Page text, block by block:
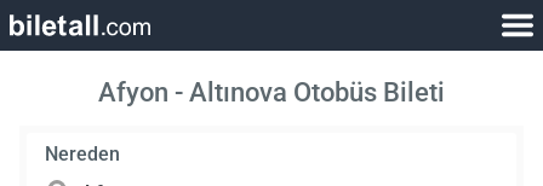
Afyon - Altınova Otobüs Bileti
Nereden